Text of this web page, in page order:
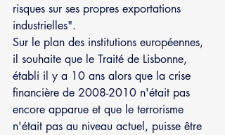
risques sur ses propres exportations
industrielles".
Sur le plan des institutions européennes,
il souhaite que le Traité de Lisbonne,
établi il y a 10 ans alors que la crise
financière de 2008-2010 n'était pas
encore apparue et que le terrorisme
n'était pas au niveau actuel, puisse être